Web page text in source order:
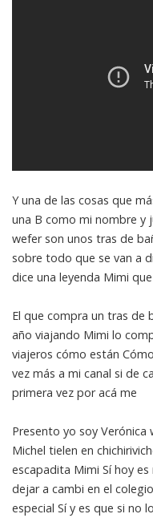
Y una de las cosas que
una B como mi nombre y
wefer son unos tras de
sobre todo que se van a
dice una leyenda Mimi que
El que compra un tras de
año viajando Mimi lo
viajeros cómo están
vez más a mi canal si de
primera vez por acá me
Presento yo soy
Michel tielen en
escapadita Mimi Sí hoy
dejar a cambi en el
especial Sí y es que si no